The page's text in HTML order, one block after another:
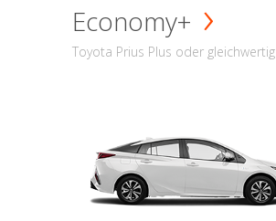
Economy+
Toyota Prius Plus oder gleichwertig